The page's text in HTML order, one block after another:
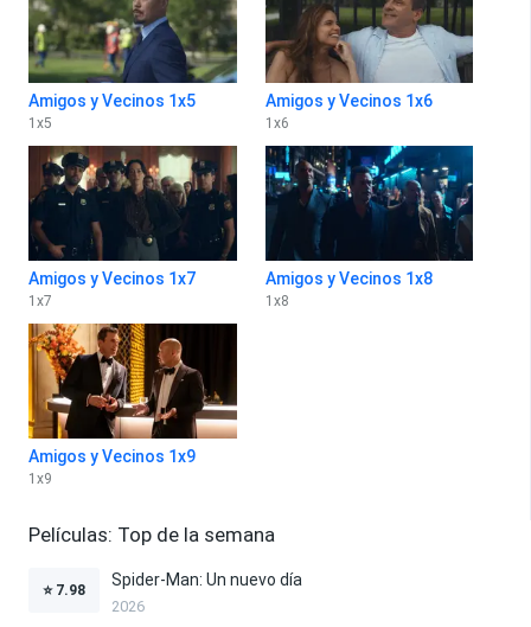
Amigos y Vecinos 1x5
1 x5
Amigos y Vecinos 1x6
1 x6
Amigos y Vecinos 1x7
1 x7
Amigos y Vecinos 1x8
1 x8
Amigos y Vecinos 1x9
1 x9
Películas: Top de la semana
⭐ 7.98
Spider-Man: Un nuevo día
2026